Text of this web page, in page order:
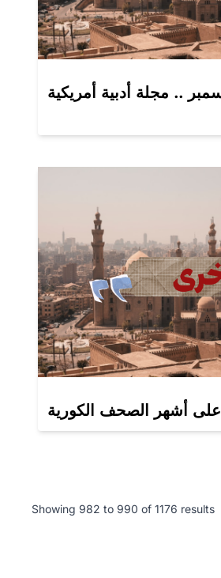
.. مجلة أدبية أمريكية
أشهر الصحف الكورية
Showing 982 to 990 of 1176 results